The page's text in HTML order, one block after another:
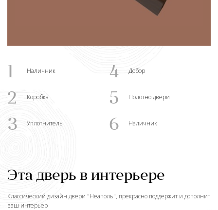
1 Наличник 4 Добор
2 Коробка 5 Полотно двери
3 Уплотнитель 6 Наличник
Эта дверь в интерьере
Классический дизайн двери "Неаполь", прекрасно поддержит и дополнит
ваш интерьер